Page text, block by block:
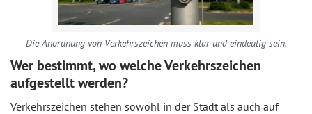
Die Anordnung von Verkehrszeichen muss klar und eindeutig sein.
Wer bestimmt, wo welche Verkehrszeichen
aufgestellt werden?
Verkehrszeichen stehen sowohl in der Stadt als auch auf